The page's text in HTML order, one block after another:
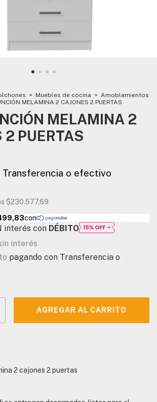
> Muebles de cocina > Amoblamientos
MELAMINA 2 CAJONES 2 PUERTAS
MELAMINA 2
2 PUERTAS
$230.577,69
interés con DÉBITO
interés
pagando con Transferencia o
2 cajones 2 puertas